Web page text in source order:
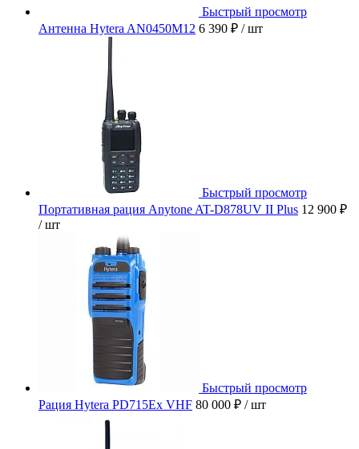
Быстрый просмотр
Антенна Hytera AN0450M12 6 390 ₽ / шт
Быстрый просмотр
Портативная рация Anytone AT-D878UV II Plus 12 900 ₽
/ шт
Быстрый просмотр
Рация Hytera PD715Ex VHF 80 000 ₽ / шт